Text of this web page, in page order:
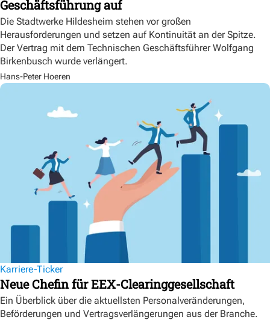
Geschäftsführung auf
Die Stadtwerke Hildesheim stehen vor großen
Herausforderungen und setzen auf Kontinuität an der Spitze.
Der Vertrag mit dem Technischen Geschäftsführer Wolfgang
Birkenbusch wurde verlängert.
Hans-Peter Hoeren
Karriere-Ticker
Neue Chefin für EEX-Clearinggesellschaft
Ein Überblick über die aktuellsten Personalveränderungen,
Beförderungen und Vertragsverlängerungen aus der Branche.